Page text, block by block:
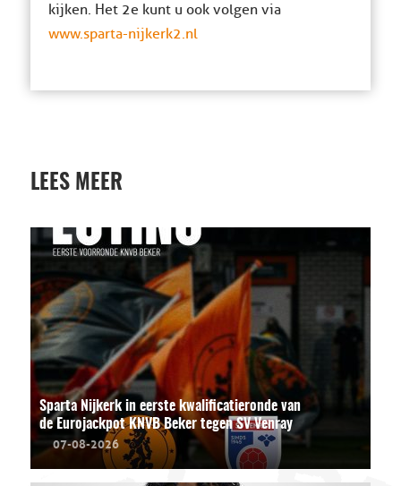
kijken. Het 2e kunt u ook volgen via
www.sparta-nijkerk2.nl
LEES MEER
Sparta Nijkerk in eerste kwalificatieronde van
de Eurojackpot KNVB Beker tegen SV Venray
07-08-2026